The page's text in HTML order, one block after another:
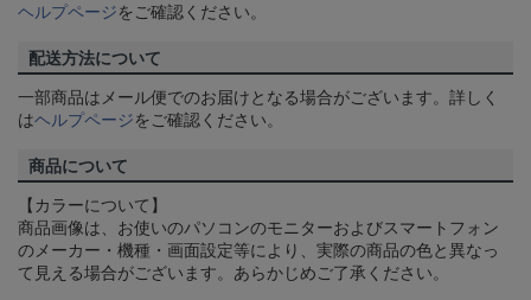
ヘルプページをご確認ください。
配送方法について
一部商品はメール便でのお届けとなる場合がございます。詳しく
はヘルプページをご確認ください。
商品について
【カラーについて】
商品画像は、お使いのパソコンのモニターおよびスマートフォン
のメーカー・機種・画面設定等により、実際の商品の色と異なっ
て見える場合がございます。あらかじめご了承ください。